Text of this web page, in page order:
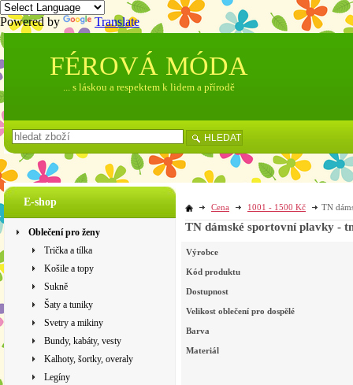
Powered by Translate
E-shop
Oblečení pro ženy
Trička a tílka
Košile a topy
Sukně
Šaty a tuniky
Svetry a mikiny
Bundy, kabáty, vesty
Kalhoty, šortky, overaly
Legíny
Cena 1001 - 1500 Kč TN
TN dámské sportovní plavky -
Výrobce
Kód produktu
Dostupnost
Velikost oblečení pro dospělé
Barva
Materiál
FÉROVÁ MÓDA
... s láskou a respektem k lidem a přírodě
HLEDAT